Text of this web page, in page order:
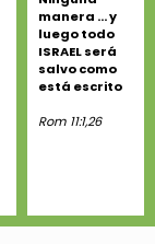
manera ... y
luego todo
ISRAEL será
salvo como
está escrito
Rom 11:1,26